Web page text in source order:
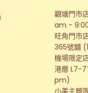
觀塘門市
am -
旺角門市
365號舖
機場限定
港層 L7-
pm)
小美主題